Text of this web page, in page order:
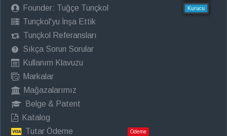
Founder: Tuğçe Tunçkol Kurucu
Tunçkol'yu İnşa Ettik
Tunçkol Referansları
Sıkça Sorun Sorular
Kullanım Klavuzu
Markalar
Mağazalarımız
Belge & Patent
Katalog
Tutar Ödeme
Ödeme